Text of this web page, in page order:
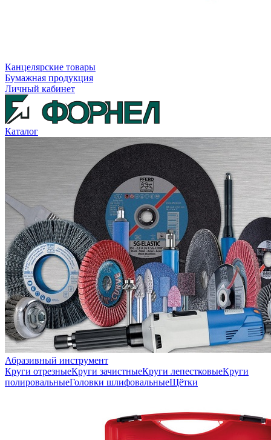
Канцелярские товары
Бумажная продукция
Личный кабинет
Каталог
Абразивный инструмент
Круги отрезныеКруги зачистныеКруги лепестковыеКруги
полировальныеГоловки шлифовальныеЩётки